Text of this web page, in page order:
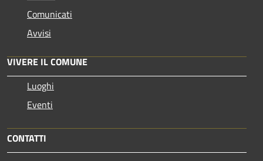
Comunicati
Avvisi
VIVERE IL COMUNE
Luoghi
Eventi
CONTATTI